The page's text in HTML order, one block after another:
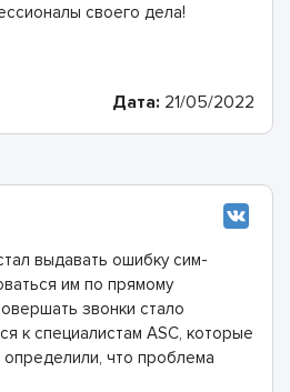
своего дела!
Дата: 21/05/2022
выдавать ошибку сим-
им по прямому
звонки стало
к специалистам ASC, которые
что проблема